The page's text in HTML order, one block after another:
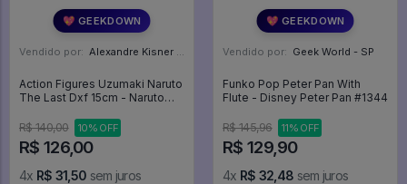
💖 GEEKDOWN
Vendido por: Alexandre Kisner - PR
Action Figures Uzumaki Naruto
The Last Dxf 15cm - Naruto
R$ 140,00
10% OFF
R$ 126,00
4x R$ 31,50 sem juros
💖 GEEKDOWN
Vendido por: Geek World - SP
Funko Pop Peter Pan With
Flute - Disney Peter Pan #1344
R$ 145,96 11% OFF
R$ 129,90
4x R$ 32,48 sem juros